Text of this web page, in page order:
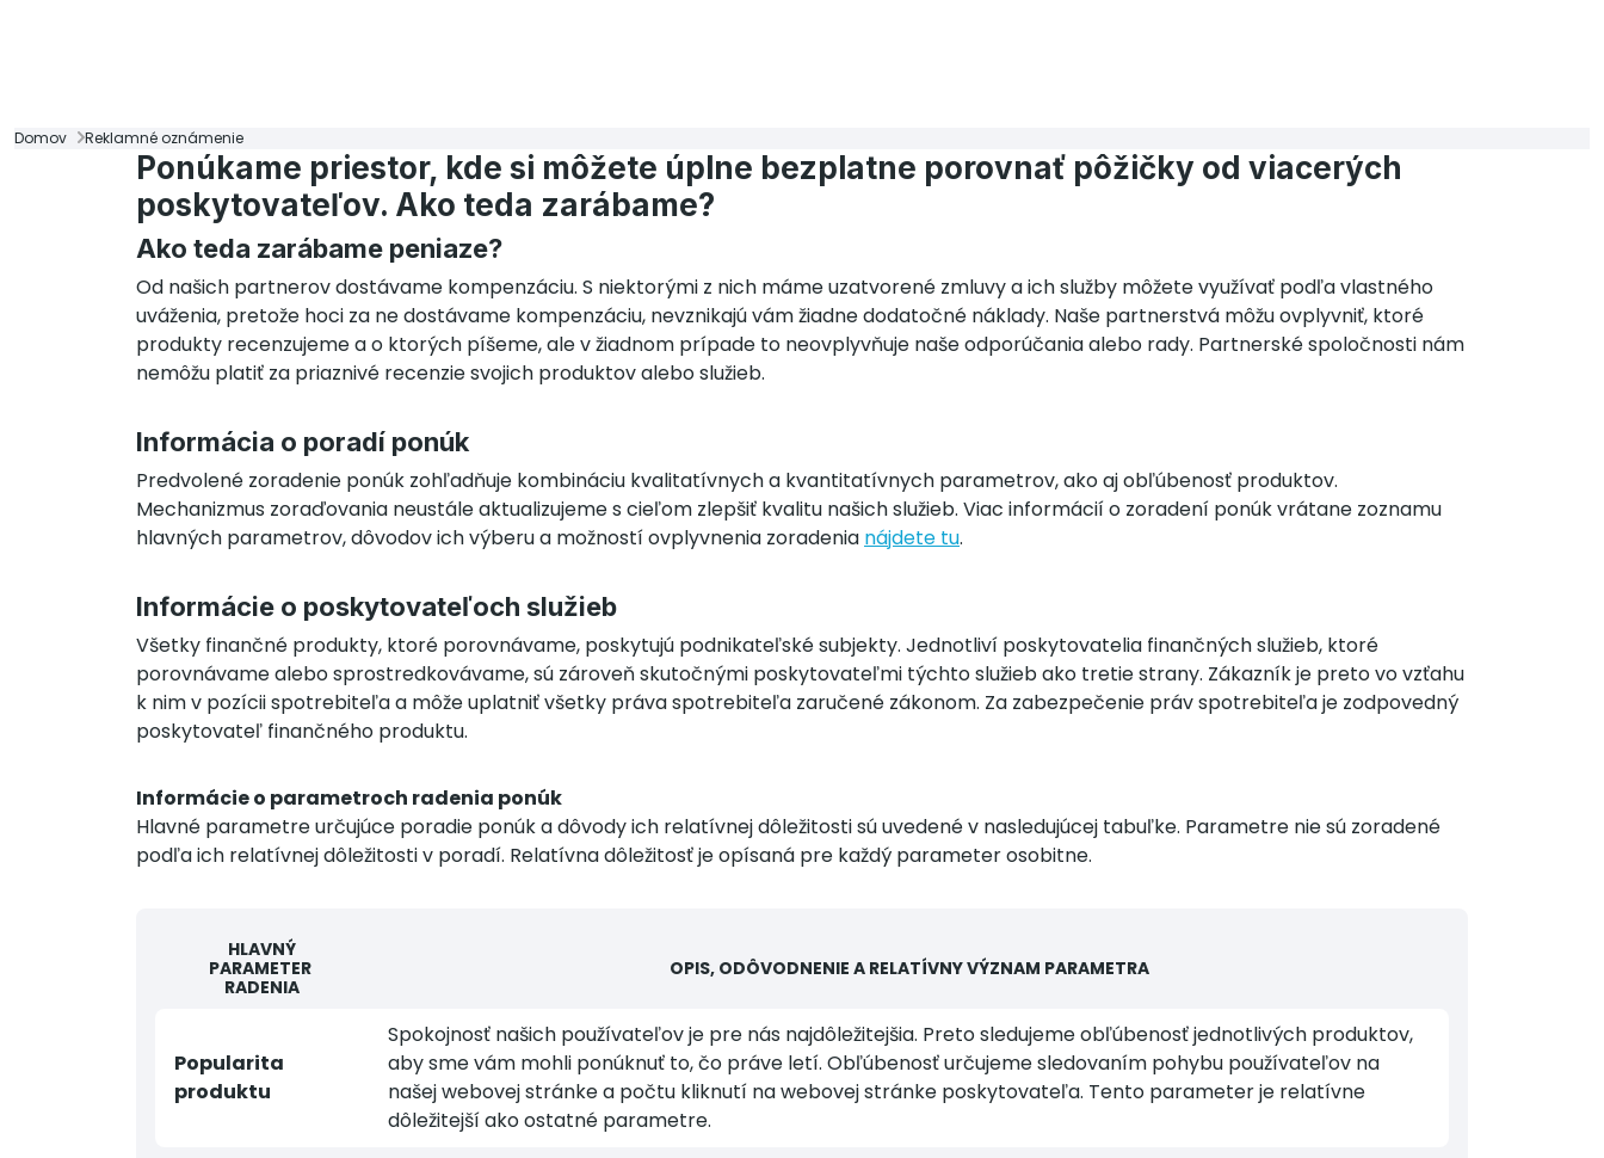
Domov Reklamné oznámenie
Ponúkame priestor, kde si môžete úplne bezplatne porovnať pôžičky od viacerých
poskytovateľov. Ako teda zarábame?
Ako teda zarábame peniaze?
Od našich partnerov dostávame kompenzáciu. S niektorými z nich máme uzatvorené zmluvy a ich služby môžete využívať podľa vlastného
uváženia, pretože hoci za ne dostávame kompenzáciu, nevznikajú vám žiadne dodatočné náklady. Naše partnerstvá môžu ovplyvniť, ktoré
produkty recenzujeme a o ktorých píšeme, ale v žiadnom prípade to neovplyvňuje naše odporúčania alebo rady. Partnerské spoločnosti nám
nemôžu platiť za priaznivé recenzie svojich produktov alebo služieb.
Informácia o poradí ponúk
Predvolené zoradenie ponúk zohľadňuje kombináciu kvalitatívnych a kvantitatívnych parametrov, ako aj obľúbenosť produktov.
Mechanizmus zoraďovania neustále aktualizujeme s cieľom zlepšiť kvalitu našich služieb. Viac informácií o zoradení ponúk vrátane zoznamu
hlavných parametrov, dôvodov ich výberu a možností ovplyvnenia zoradenia nájdete tu.
Informácie o poskytovateľoch služieb
Všetky finančné produkty, ktoré porovnávame, poskytujú podnikateľské subjekty. Jednotliví poskytovatelia finančných služieb, ktoré
porovnávame alebo sprostredkovávame, sú zároveň skutočnými poskytovateľmi týchto služieb ako tretie strany. Zákazník je preto vo vzťahu
k nim v pozícii spotrebiteľa a môže uplatniť všetky práva spotrebiteľa zaručené zákonom. Za zabezpečenie práv spotrebiteľa je zodpovedný
poskytovateľ finančného produktu.
Informácie o parametroch radenia ponúk
Hlavné parametre určujúce poradie ponúk a dôvody ich relatívnej dôležitosti sú uvedené v nasledujúcej tabuľke. Parametre nie sú zoradené
podľa ich relatívnej dôležitosti v poradí. Relatívna dôležitosť je opísaná pre každý parameter osobitne.
HLAVNÝ
PARAMETER
RADENIA
OPIS, ODÔVODNENIE A RELATÍVNY VÝZNAM PARAMETRA
Popularita
produktu
Spokojnosť našich používateľov je pre nás najdôležitejšia. Preto sledujeme obľúbenosť jednotlivých produktov,
aby sme vám mohli ponúknuť to, čo práve letí. Obľúbenosť určujeme sledovaním pohybu používateľov na
našej webovej stránke a počtu kliknutí na webovej stránke poskytovateľa. Tento parameter je relatívne
dôležitejší ako ostatné parametre.